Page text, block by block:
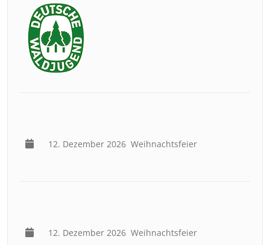
12. Dezember 2026 Weihnachtsfeier
12. Dezember 2026 Weihnachtsfeier